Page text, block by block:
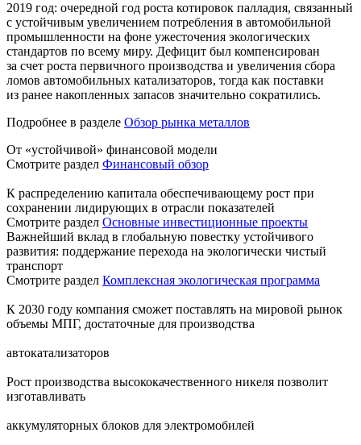
2019 год: очередной год роста котировок палладия, связанный
с устойчивым увеличением потребления в автомобильной
промышленности на фоне ужесточения экологических
стандартов по всему миру. Дефицит был компенсирован
за счет роста первичного производства и увеличения сбора
ломов автомобильных катализаторов, тогда как поставки
из ранее накопленных запасов значительно сократились.
Подробнее в разделе Обзор рынка металлов
От «устойчивой» финансовой модели
Смотрите раздел Финансовый обзор
К распределению капитала обеспечивающему рост при
сохранении лидирующих в отрасли показателей
Смотрите раздел Основные инвестиционные проекты
Важнейший вклад в глобальную повестку устойчивого
развития: поддержание перехода на экологически чистый
транспорт
Смотрите раздел Комплексная экологическая программа
К 2030 году компания сможет поставлять на мировой рынок
объемы МПГ, достаточные для производства
автокатализаторов
Рост производства высококачественного никеля позволит
изготавливать
аккумуляторных блоков для электромобилей